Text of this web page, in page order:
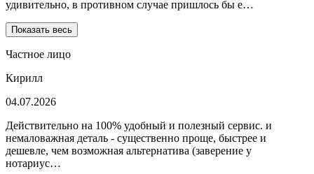
удивительно, в противном случае пришлось бы е…
Показать весь
Частное лицо
Кирилл
04.07.2026
Действительно на 100% удобный и полезный сервис. и
немаловажная деталь - существенно проще, быстрее и
дешевле, чем возможная альтернатива (заверение у
нотариус…